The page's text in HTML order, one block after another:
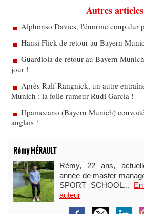
Autres articles
Alphonso Davies, l'énorme coup dur
Hansi Flick de retour au Bayern
Guardiola de retour au Bayern
jour !
Après Ralf Rangnick, un autre
Munich : la folle rumeur Rudi Garcia !
Upamecano (Bayern Munich)
anglais !
Rémy HÉRAULT
Rémy, 22 ans,
année de master
SPORT SCHOOL...
auteur